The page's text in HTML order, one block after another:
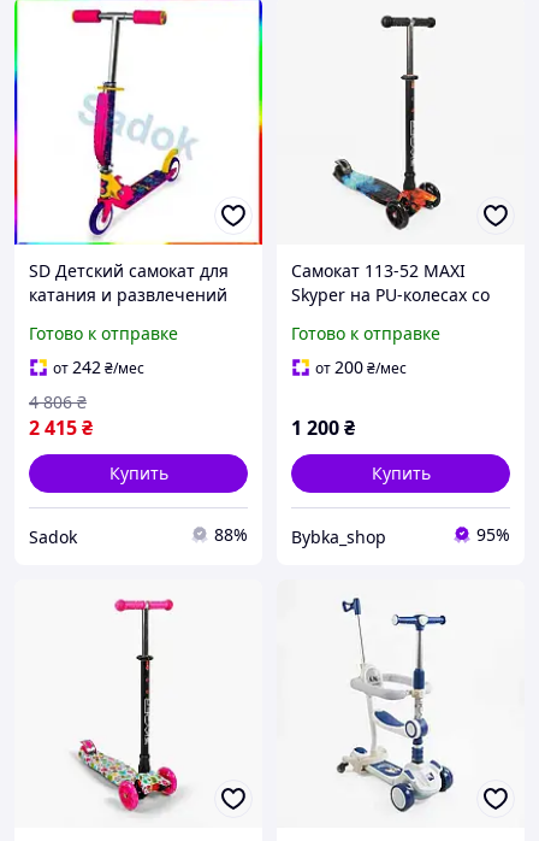
SD Детский самокат для
катания и развлечений
регулируемым рулем
Sadok top Sad-03
Готово к отправке
от242₴/мес
2 415₴
4 806 ₴
Купить
Sadok 88%
Самокат 113-52 MAXI
Skyper на PU-колесах со
Компактный, легкий,
упакованный в пакет.
Готово к отправке
от200₴/мес
1 200₴
Купить
Bybka_shop 95%